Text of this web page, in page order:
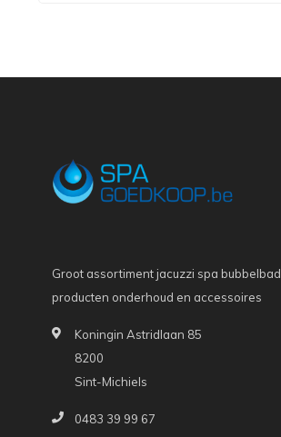
Groot assortiment jacuzzi spa bubbelbad
producten onderhoud en accessoires
Koningin Astridlaan 85
8200
Sint-Michiels
0483 39 99 67